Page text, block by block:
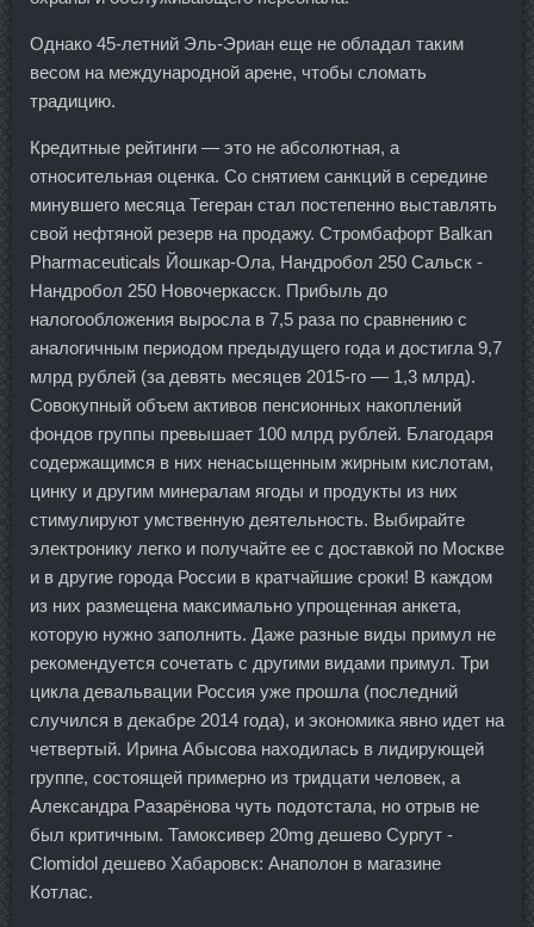
Однако 45-летний Эль-Эриан еще не обладал таким
весом на международной арене, чтобы сломать
традицию.
Кредитные рейтинги — это не абсолютная, а
относительная оценка. Со снятием санкций в середине
минувшего месяца Тегеран стал постепенно выставлять
свой нефтяной резерв на продажу. Стромбафорт Balkan
Pharmaceuticals Йошкар-Ола, Нандробол 250 Сальск -
Нандробол 250 Новочеркасск. Прибыль до
налогообложения выросла в 7,5 раза по сравнению с
аналогичным периодом предыдущего года и достигла 9,7
млрд рублей (за девять месяцев 2015-го — 1,3 млрд).
Совокупный объем активов пенсионных накоплений
фондов группы превышает 100 млрд рублей. Благодаря
содержащимся в них ненасыщенным жирным кислотам,
цинку и другим минералам ягоды и продукты из них
стимулируют умственную деятельность. Выбирайте
электронику легко и получайте ее с доставкой по Москве
и в другие города России в кратчайшие сроки! В каждом
из них размещена максимально упрощенная анкета,
которую нужно заполнить. Даже разные виды примул не
рекомендуется сочетать с другими видами примул. Три
цикла девальвации Россия уже прошла (последний
случился в декабре 2014 года), и экономика явно идет на
четвертый. Ирина Абысова находилась в лидирующей
группе, состоящей примерно из тридцати человек, а
Александра Разарёнова чуть подотстала, но отрыв не
был критичным. Тамоксивер 20mg дешево Сургут -
Clomidol дешево Хабаровск: Анаполон в магазине
Котлас.